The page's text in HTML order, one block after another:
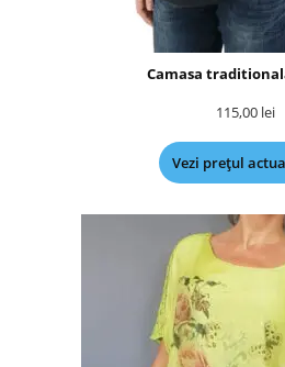
Camasa
115,00 lei
Vezi prețul